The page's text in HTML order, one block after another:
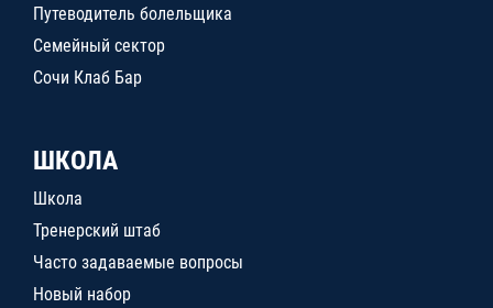
Путеводитель болельщика
Семейный сектор
Сочи Клаб Бар
ШКОЛА
Школа
Тренерский штаб
Часто задаваемые вопросы
Новый набор